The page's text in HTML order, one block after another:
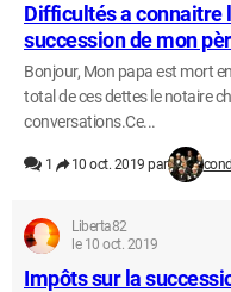
Difficultés a connaitre
succession de mon
Bonjour, Mon papa est mort
total de ces dettes le notaire
conversations.Ce...
1 10 oct. 2019 par
Liberta82
le 10 oct. 2019
Impôts sur la